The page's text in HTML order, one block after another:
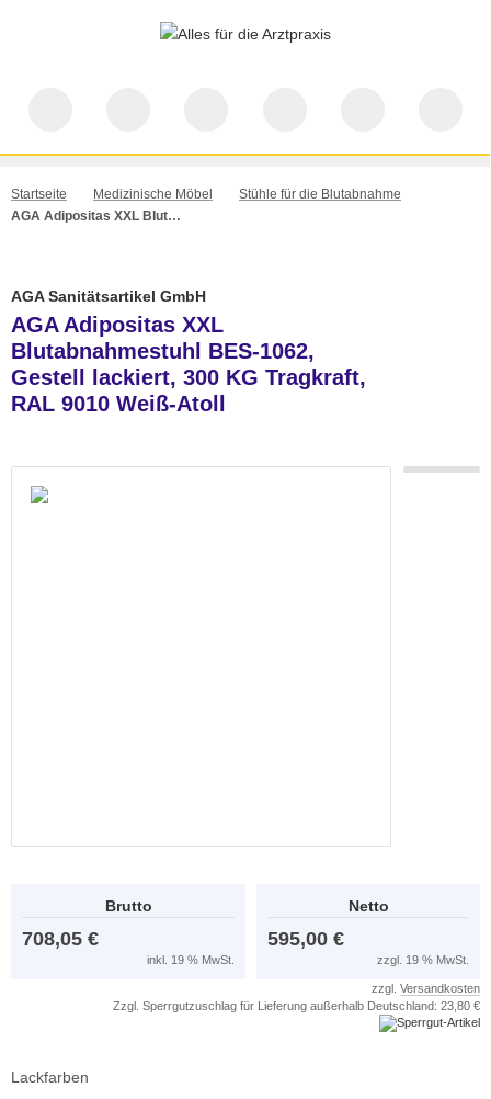
Startseite Medizinische Möbel
Stühle für die Blutabnahme
AGA Adipositas XXL Blutabnahmestuhl BES-1062, Gestell lackiert, 300 KG Tragkraft, RAL 9010 Weiß-Atoll
AGA Sanitätsartikel GmbH
AGA Adipositas XXL
Blutabnahmestuhl BES-1062,
Gestell lackiert, 300 KG Tragkraft,
RAL 9010 Weiß-Atoll
Brutto
708,05 €
inkl. 19 % MwSt.
Netto
595,00 €
zzgl. 19 % MwSt.
zzgl. Versandkosten
Zzgl. Sperrgutzuschlag für Lieferung außerhalb Deutschland: 23,80 €
Lackfarben